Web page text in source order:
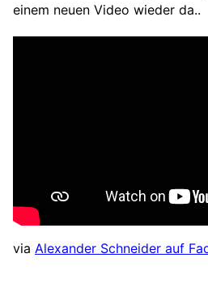
einem neuen Video wieder da..
via Alexander Schneider auf